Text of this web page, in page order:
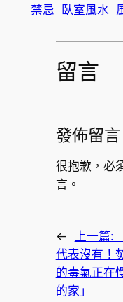
禁忌
臥室風水
留言
發佈留言
很抱歉，必
言。
← 上一篇:
代表沒有！
的毒氣正在
的家」